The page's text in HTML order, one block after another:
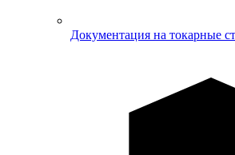
Документация на токарные